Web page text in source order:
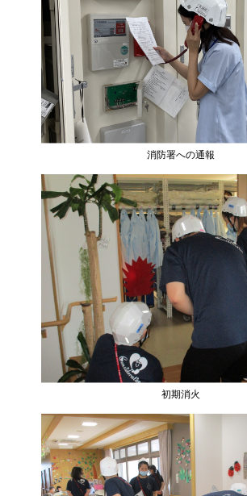
消防署への通報
初期消火